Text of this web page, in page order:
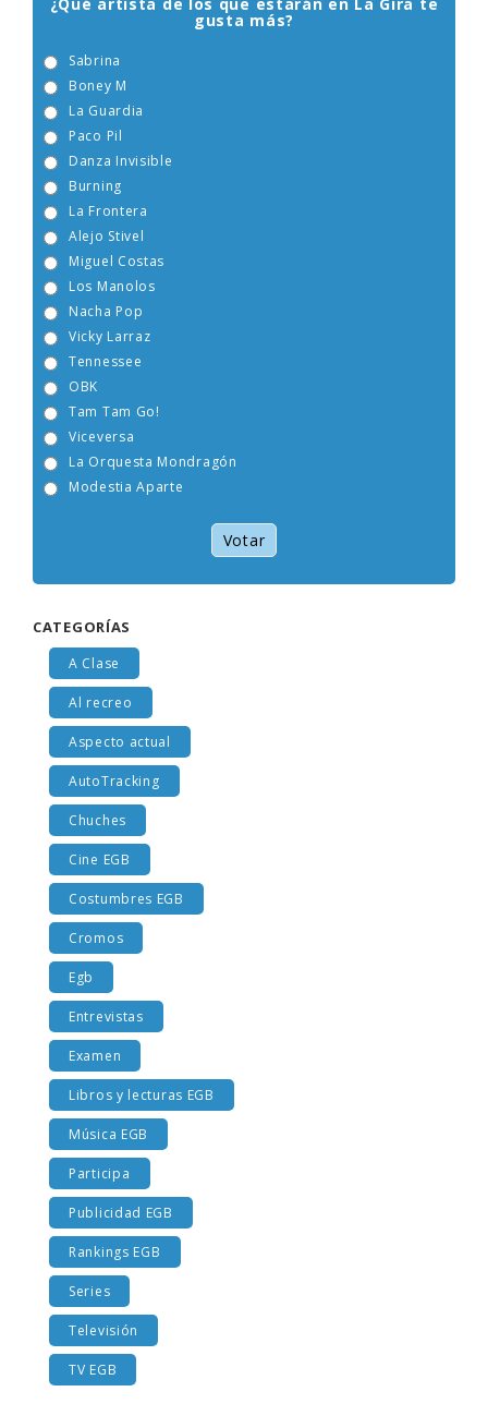
¿Qué artista de los que estarán en La Gira te
gusta más?
Sabrina
Boney M
La Guardia
Paco Pil
Danza Invisible
Burning
La Frontera
Alejo Stivel
Miguel Costas
Los Manolos
Nacha Pop
Vicky Larraz
Tennessee
OBK
Tam Tam Go!
Viceversa
La Orquesta Mondragón
Modestia Aparte
Votar
CATEGORÍAS
A Clase
Al recreo
Aspecto actual
AutoTracking
Chuches
Cine EGB
Costumbres EGB
Cromos
Egb
Entrevistas
Examen
Libros y lecturas EGB
Música EGB
Participa
Publicidad EGB
Rankings EGB
Series
Televisión
TV EGB